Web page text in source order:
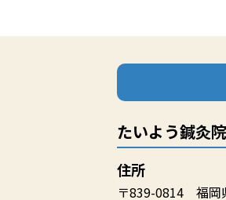
たいよう鍼灸
住所
〒839-0814 福岡